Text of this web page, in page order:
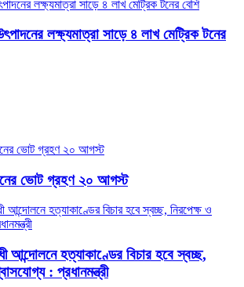
লক্ষ্যমাত্রা সাড়ে ৪ লাখ মেট্রিক টনের
ভোট গ্রহণ ২০ আগস্ট
আন্দোলনে হত্যাকাণ্ডের বিচার হবে স্বচ্ছ,
: প্রধানমন্ত্রী